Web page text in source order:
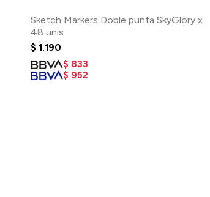
Sketch Markers Doble punta SkyGlory x
48 unis
$ 1.190
$ 833
$ 952